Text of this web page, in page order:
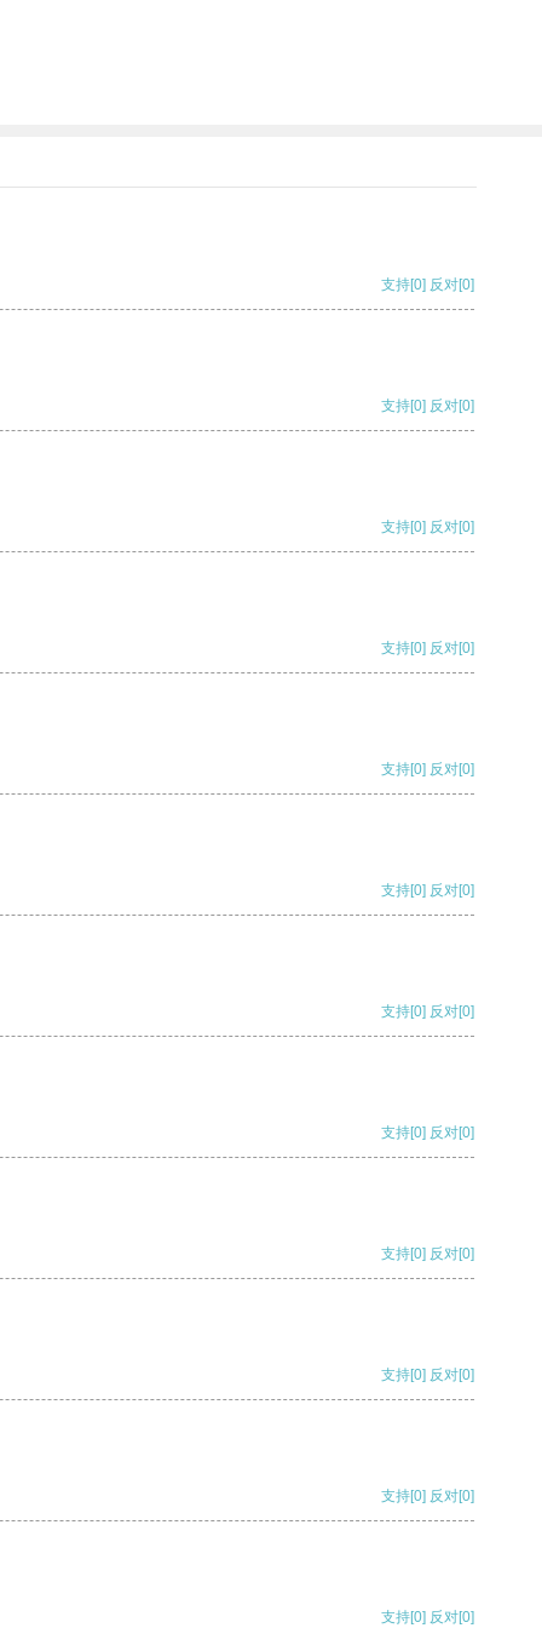
支持[0] 反对[0]
支持[0] 反对[0]
支持[0] 反对[0]
支持[0] 反对[0]
支持[0] 反对[0]
支持[0] 反对[0]
支持[0] 反对[0]
支持[0] 反对[0]
支持[0] 反对[0]
支持[0] 反对[0]
支持[0] 反对[0]
支持[0] 反对[0]